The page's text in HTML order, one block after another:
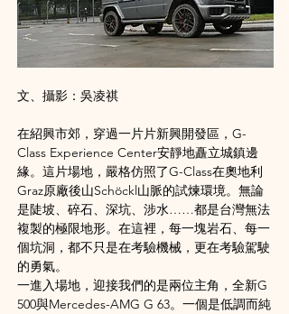
文、攝影：吳凌祺
在紹興市郊，穿過一片片新興開發區，G-
Class Experience Center安靜地矗立城鎮邊
緣。這片場地，嚴格仿照了G-Class在奧地利
Graz原廠後山Schöckl山脈的試煉環境。無論
是陡坡、碎石、深坑、涉水……都是台灣無法
複製的極限地形。在這裡，每一塊岩石、每一
個坑洞，都不只是在考驗機械，更在考驗駕駛
的勇氣。
一進入場地，迎接我們的是兩位主角，全新G
500與Mercedes-AMG G 63。一個是低調而純